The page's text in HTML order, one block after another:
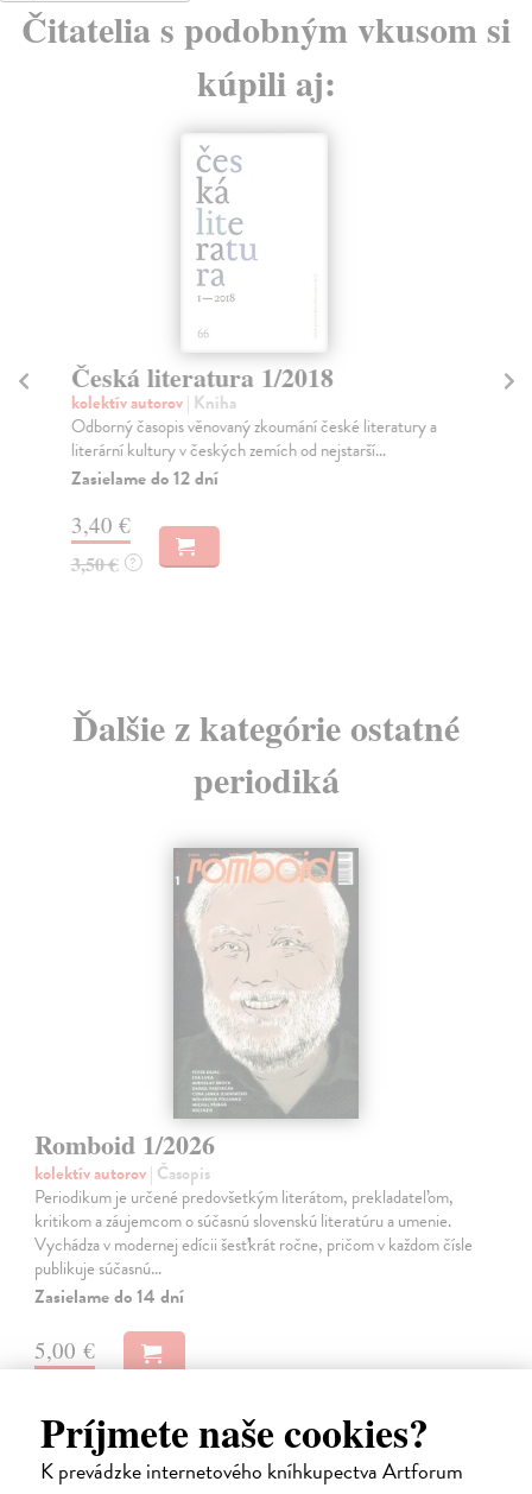
Príjmete naše cookies?
K prevádzke internetového kníhkupectva Artforum
Čitatelia s podobným vkusom si
kúpili aj:
Česká literatura 1/2018
kolektív autorov| Kniha
Odborný časopis věnovaný zkoumání české literatury a
literární kultury v českých zemích od nejstarší...
Zasielame do 12 dní
3,40 €
3,50 € ?
Ďalšie z kategórie ostatné
periodiká
Romboid 1/2026
kolektív autorov| Časopis
Periodikum je určené predovšetkým literátom, prekladateľom,
kritikom a záujemcom o súčasnú slovenskú literatúru a umenie.
Vychádza v modernej edícii šesťkrát ročne, pričom v každom čísle
publikuje súčasnú…
Zasielame do 14 dní
5,00 €